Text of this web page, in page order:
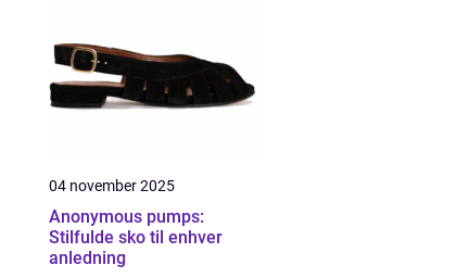
04 november 2025
Anonymous pumps:
Stilfulde sko til enhver
anledning